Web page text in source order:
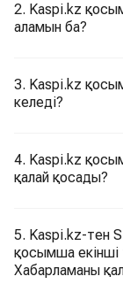
2. Kaspi.kz
аламын ба?
3. Kaspi.kz
келеді?
4. Kaspi.kz
қалай қосады?
5. Kaspi.kz-тен
қосымша
Хабарламаны